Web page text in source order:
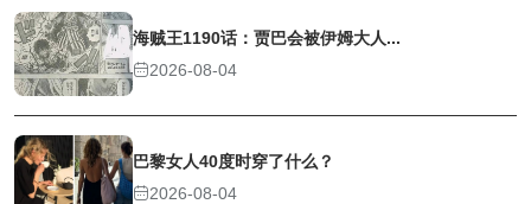
海贼王1190话：贾巴会被伊姆大人...
2026-08-04
巴黎女人40度时穿了什么？
2026-08-04